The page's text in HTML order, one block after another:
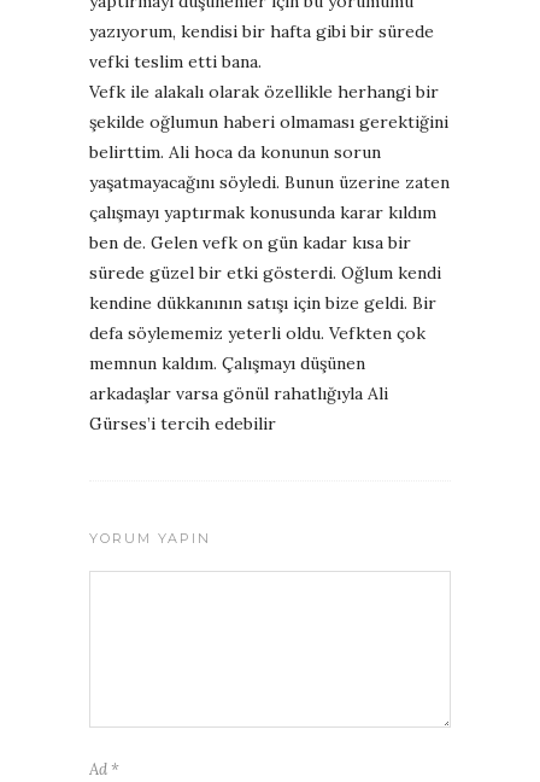
yazıyorum, kendisi bir hafta gibi bir sürede
vefki teslim etti bana.
Vefk ile alakalı olarak özellikle herhangi bir
şekilde oğlumun haberi olmaması gerektiğini
belirttim. Ali hoca da konunun sorun
yaşatmayacağını söyledi. Bunun üzerine zaten
çalışmayı yaptırmak konusunda karar kıldım
ben de. Gelen vefk on gün kadar kısa bir
sürede güzel bir etki gösterdi. Oğlum kendi
kendine dükkanının satışı için bize geldi. Bir
defa söylememiz yeterli oldu. Vefkten çok
memnun kaldım. Çalışmayı düşünen
arkadaşlar varsa gönül rahatlığıyla Ali
Gürses’i tercih edebilir
YORUM YAPIN
Ad *